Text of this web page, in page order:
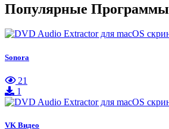
Популярные Программы
Sonora
21
1
VK Видео